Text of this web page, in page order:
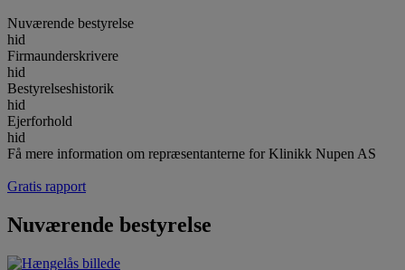
Nuværende bestyrelse
hid
Firmaunderskrivere
hid
Bestyrelseshistorik
hid
Ejerforhold
hid
Få mere information om repræsentanterne for Klinikk Nupen AS
Gratis rapport
Nuværende bestyrelse